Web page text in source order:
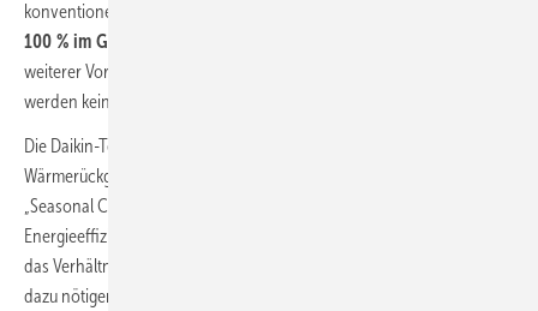
konventionellen Poolheizung erzielen. Die
100 % im Gebäudeprozess,
weiterer Vorteil: Die Wärmerückgewinnung erfolgt geräuschlos und es
werden keine Rückkühler benötigt.
Die Daikin-Technologie der VRV IV + Heat Recovery mit integrierter
Wärmerückgewinnung glänzt mit einem
„Seasonal Coefficient of Performance“ beschreibt die
Energieeffizienz und Wirtschaftlichkeit von Wärmepumpen und bildet
das Verhältnis der durch die Wärmepumpe erzeugten Wärme zu der
dazu nötigen